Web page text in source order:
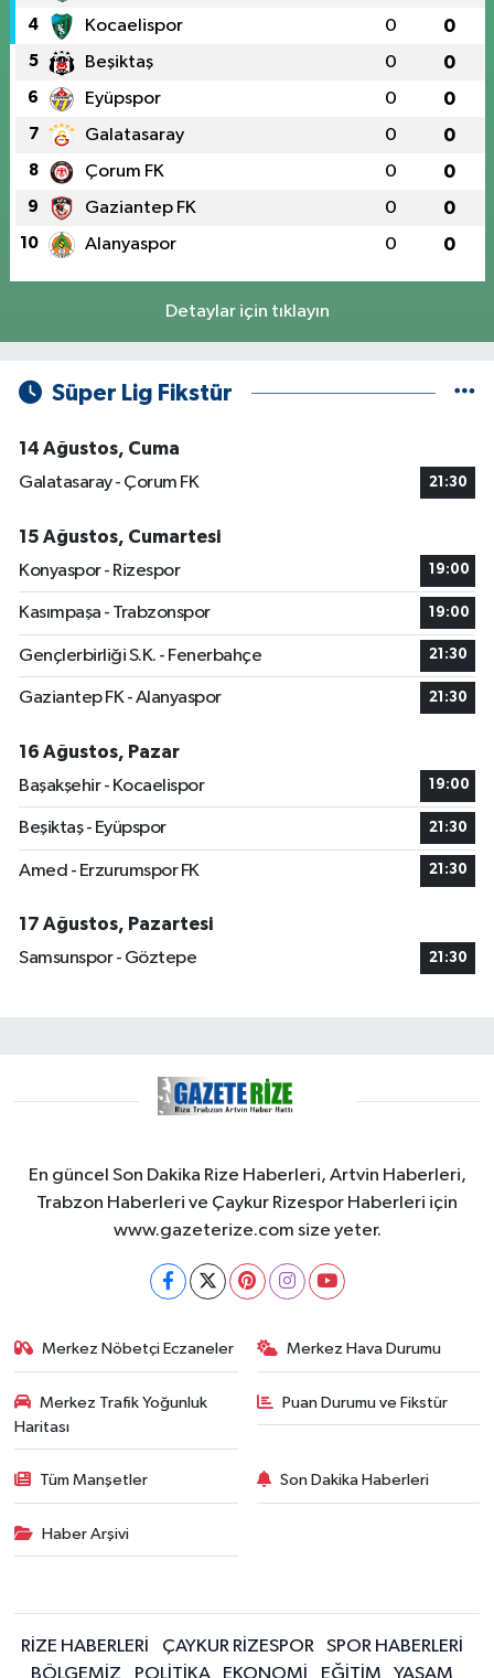
4 Kocaelispor 0 0
5 Beşiktaş 0 0
6 Eyüpspor 0 0
7 Galatasaray 0 0
8 Çorum FK 0 0
9 Gaziantep FK 0 0
10 Alanyaspor 0 0
Detaylar için tıklayın
Süper Lig Fikstür
14 Ağustos, Cuma
Galatasaray - Çorum FK
21:30
15 Ağustos, Cumartesi
Konyaspor - Rizespor
19:00
Kasımpaşa - Trabzonspor 19:00
Gençlerbirliği S.K. - Fenerbahçe 21:30
Gaziantep FK - Alanyaspor 21:30
16 Ağustos, Pazar
Başakşehir - Kocaelispor
19:00
Beşiktaş - Eyüpspor 21:30
Amed - Erzurumspor FK 21:30
17 Ağustos, Pazartesi
Samsunspor - Göztepe
21:30
En güncel Son Dakika Rize Haberleri, Artvin Haberleri,
Trabzon Haberleri ve Çaykur Rizespor Haberleri için
www.gazeterize.com size yeter.
Merkez Nöbetçi Eczaneler Merkez Hava Durumu
Merkez Trafik Yoğunluk
Haritası
Puan Durumu ve Fikstür
Tüm Manşetler Son Dakika Haberleri
Haber Arşivi
RİZE HABERLERİ ÇAYKUR RİZESPOR
SPOR HABERLERİ
BÖLGEMİZ
POLİTİKA EKONOMİ EĞİTİM YAŞAM